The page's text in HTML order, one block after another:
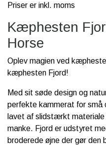
Priser er inkl. moms
Kæphesten
Horse
Oplev magien ved
kæphesten Fjord!
Med sit søde design og
perfekte kammerat for
lavet af slidstærkt materiale
manke. Fjord er udstyret
broderede øjne der gør den